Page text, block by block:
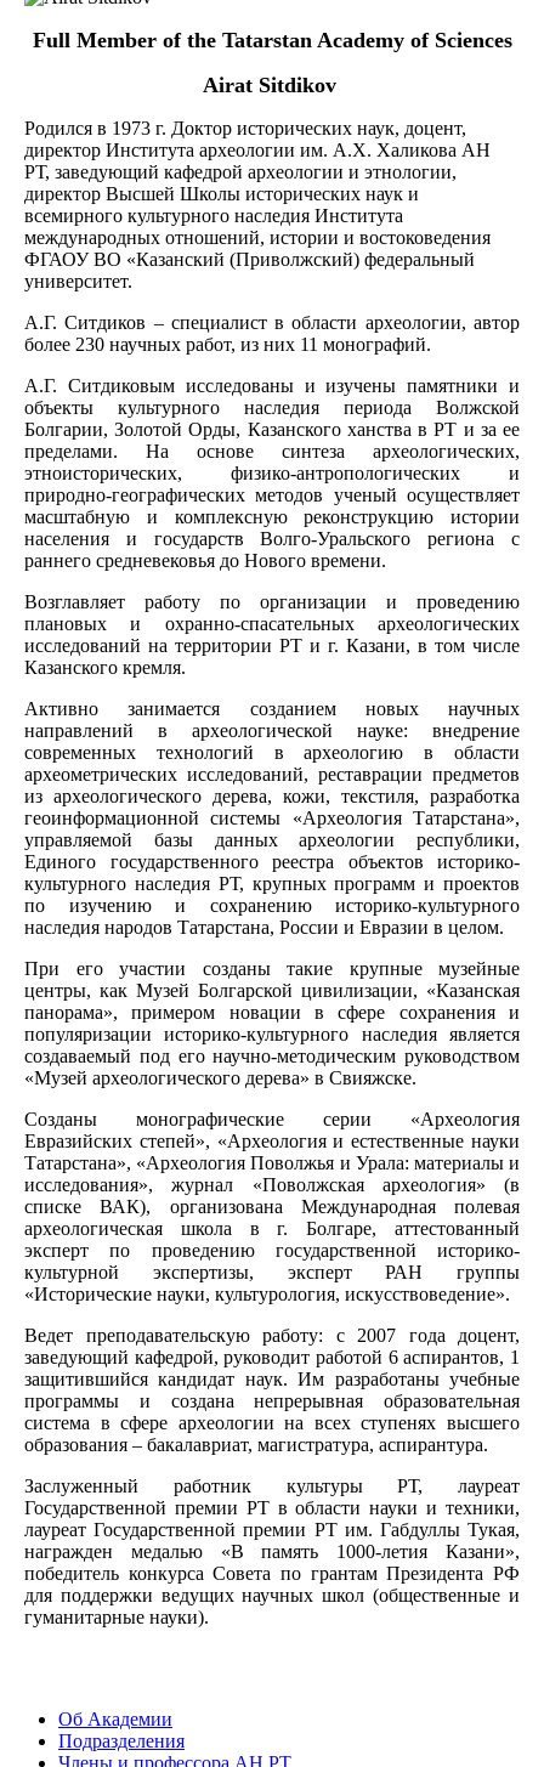
Full Member of the Tatarstan Academy of Sciences
Airat Sitdikov
Родился в 1973 г. Доктор исторических наук, доцент,
директор Института археологии им. А.Х. Халикова АН
РТ, заведующий кафедрой археологии и этнологии,
директор Высшей Школы исторических наук и
всемирного культурного наследия Института
международных отношений, истории и востоковедения
ФГАОУ ВО «Казанский (Приволжский) федеральный
университет.
А.Г. Ситдиков – специалист в области археологии, автор
более 230 научных работ, из них 11 монографий.
А.Г. Ситдиковым исследованы и изучены памятники и
объекты культурного наследия периода Волжской
Болгарии, Золотой Орды, Казанского ханства в РТ и за ее
пределами. На основе синтеза археологических,
этноисторических, физико-антропологических и
природно-географических методов ученый осуществляет
масштабную и комплексную реконструкцию истории
населения и государств Волго-Уральского региона с
раннего средневековья до Нового времени.
Возглавляет работу по организации и проведению
плановых и охранно-спасательных археологических
исследований на территории РТ и г. Казани, в том числе
Казанского кремля.
Активно занимается созданием новых научных
направлений в археологической науке: внедрение
современных технологий в археологию в области
археометрических исследований, реставрации предметов
из археологического дерева, кожи, текстиля, разработка
геоинформационной системы «Археология Татарстана»,
управляемой базы данных археологии республики,
Единого государственного реестра объектов историко-
культурного наследия РТ, крупных программ и проектов
по изучению и сохранению историко-культурного
наследия народов Татарстана, России и Евразии в целом.
При его участии созданы такие крупные музейные
центры, как Музей Болгарской цивилизации, «Казанская
панорама», примером новации в сфере сохранения и
популяризации историко-культурного наследия является
создаваемый под его научно-методическим руководством
«Музей археологического дерева» в Свияжске.
Созданы монографические серии «Археология
Евразийских степей», «Археология и естественные науки
Татарстана», «Археология Поволжья и Урала: материалы и
исследования», журнал «Поволжская археология» (в
списке ВАК), организована Международная полевая
археологическая школа в г. Болгаре, аттестованный
эксперт по проведению государственной историко-
культурной экспертизы, эксперт РАН группы
«Исторические науки, культурология, искусствоведение».
Ведет преподавательскую работу: с 2007 года доцент,
заведующий кафедрой, руководит работой 6 аспирантов, 1
защитившийся кандидат наук. Им разработаны учебные
программы и создана непрерывная образовательная
система в сфере археологии на всех ступенях высшего
образования – бакалавриат, магистратура, аспирантура.
Заслуженный работник культуры РТ, лауреат
Государственной премии РТ в области науки и техники,
лауреат Государственной премии РТ им. Габдуллы Тукая,
награжден медалью «В память 1000-летия Казани»,
победитель конкурса Совета по грантам Президента РФ
для поддержки ведущих научных школ (общественные и
гуманитарные науки).
Об Академии
Подразделения
Члены и профессора АН РТ